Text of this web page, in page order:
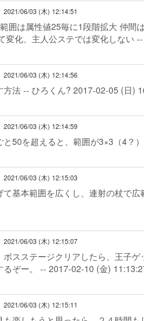
2021/06/03 (木) 12:14:51
囲は属性値25毎に1段階拡大 仲間
変化、主人公ステでは変化しない
2021/06/03 (木) 12:14:56
方法 -- ひろくん? 2017-02-05 (日)
2021/06/03 (木) 12:14:59
50を超えると、範囲が3×3（4？）
2021/06/03 (木) 12:15:03
基本範囲を広くし、連射の杖で
2021/06/03 (木) 12:15:07
スステージクリアしたら、王子
るぞー。 -- 2017-02-10 (金)
2021/06/03 (木) 12:15:11